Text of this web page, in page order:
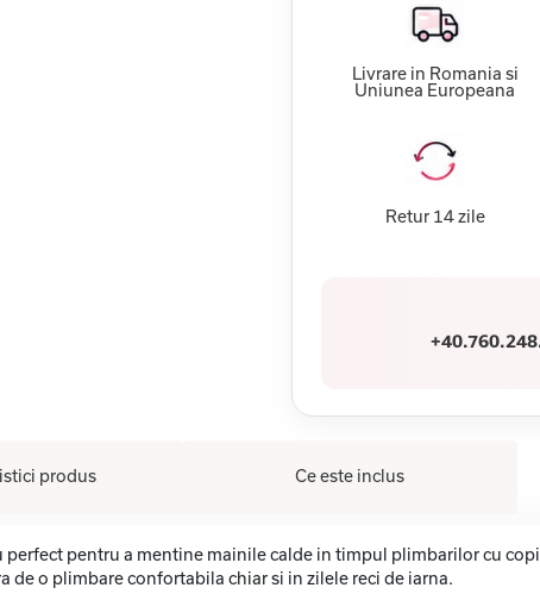
Livrare in Romania si
Uniunea Europeana
Retur 14 zile
produs Ce este inclus
perfect pentru a mentine mainile calde in timpul plimbarilor cu
de o plimbare confortabila chiar si in zilele reci de iarna.